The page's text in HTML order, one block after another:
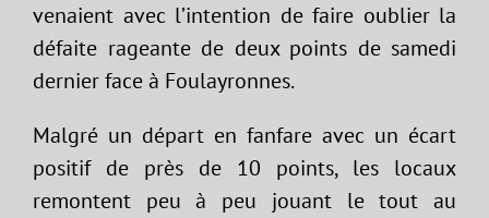
venaient avec l’intention de faire oublier la
défaite rageante de deux points de samedi
dernier face à Foulayronnes.
Malgré un départ en fanfare avec un écart
positif de près de 10 points, les locaux
remontent peu à peu jouant le tout au